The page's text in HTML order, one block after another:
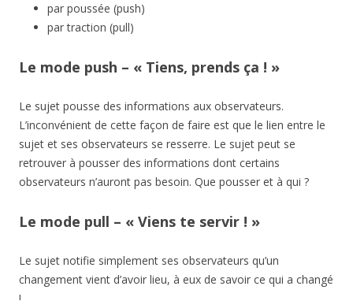
par poussée (push)
par traction (pull)
Le mode push – « Tiens, prends ça ! »
Le sujet pousse des informations aux observateurs.
L’inconvénient de cette façon de faire est que le lien entre le
sujet et ses observateurs se resserre. Le sujet peut se
retrouver à pousser des informations dont certains
observateurs n’auront pas besoin. Que pousser et à qui ?
Le mode pull – « Viens te servir ! »
Le sujet notifie simplement ses observateurs qu’un
changement vient d’avoir lieu, à eux de savoir ce qui a changé